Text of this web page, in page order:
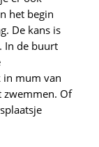
het begin
De kans is
In de buurt
in mum van
zwemmen. Of